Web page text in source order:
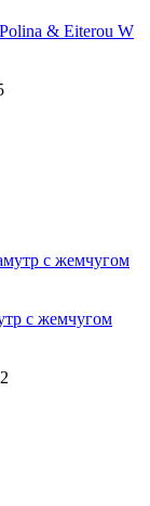
& Eiterou W
с жемчугом